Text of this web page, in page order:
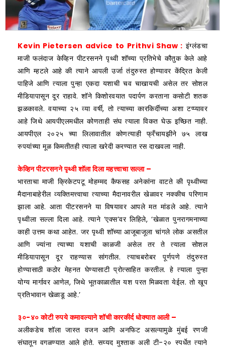
Kevin Pietersen advice to Prithvi Shaw : इंग्लंडचा
माजी फलंदाज केव्हिन पीटरसनने पृथ्वी शॉच्या प्रतिभेचे कौतुक केले आहे
आणि म्हटले आहे की त्याने आपली उर्जा तंदुरुस्त होण्यावर केंद्रित केली
पाहिजे आणि त्याला पुन्हा एकदा यशाची चव चाखायची असेल तर सोशल
मीडियापासून दूर राहावे. शॉने किशोरवयात पदार्पण करताना कसोटी शतक
झळकावले. वयाच्या २५ व्या वर्षी, तो त्याच्या कारकिर्दीच्या अशा टप्प्यावर
आहे जिथे आयपीएलमधील कोणताही संघ त्याला विकत घेऊ इच्छित नाही.
आयपीएल २०२५ च्या लिलावातील कोणत्याही फ्रँचायझीने ७५ लाख
रुपयांच्या मूळ किमतीतही त्याला खरेदी करण्यात रस दाखवला नाही.
केव्हिन पीटरसनने पृथ्वी शॉला दिला महत्त्वाचा सल्ला –
भारताचा माजी क्रिकेटपटू मोहम्मद कैफसह अनेकांना वाटते की पृथ्वीच्या
मैदानाबाहेरील व्यक्तिमत्त्वाचा त्याच्या मैदानावरील खेळावर नक्कीच परिणाम
झाला आहे. आता पीटरसनने या विषयावर आपले मत मांडले आहे. त्याने
पृथ्वीला सल्ला दिला आहे. त्याने ‘एक्स’वर लिहिले, ‘खेळात पुनरागमनाच्या
काही उत्तम कथा आहेत. जर पृथ्वी शॉच्या आजूबाजूला चांगले लोक असतील
आणि ज्यांना त्याच्या यशाची काळजी असेल तर ते त्याला सोशल
मीडियापासून दूर राहण्यास सांगतील. त्याचबरोबर पूर्णपणे तंदुरुस्त
होण्यासाठी कठोर मेहनत घेण्यासाटी प्रोत्साहित करतील. हे त्याला पुन्हा
योग्य मार्गावर आणेल, जिथे भूतकाळातील यश परत मिळवता येईल. तो खूप
प्रतिभावान खेळाडू आहे.’
३०-४० कोटी रुपये कमावल्याने शॉची कारकीर्द धोक्यात आली –
अलीकडेच शॉला जास्त वजन आणि अनफिट असल्यामुळे मुंबई रणजी
संघातून वगळण्यात आले होते. सय्यद मुश्ताक अली टी-२० स्पर्धेत त्याने